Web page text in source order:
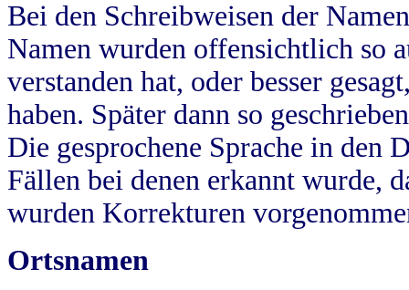
Bei den Schreibweisen der
Namen wurden offensichtlich so
verstanden hat, oder besser
haben. Später dann so
Die gesprochene Sprache in
Fällen bei denen erkannt wurde,
wurden Korrekturen
Ortsnamen